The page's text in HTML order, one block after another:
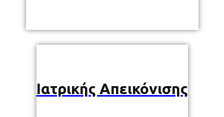
Ιατρικής Απεικόνισης